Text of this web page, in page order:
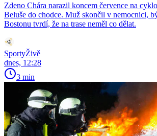
Zdeno Chára narazil koncem července na
Beluše do chodce. Muž skončil v nemocnici,
Bostonu tvrdí, že na trase neměl co dělat.
SportyŽivě
dnes, 12:28
3 min